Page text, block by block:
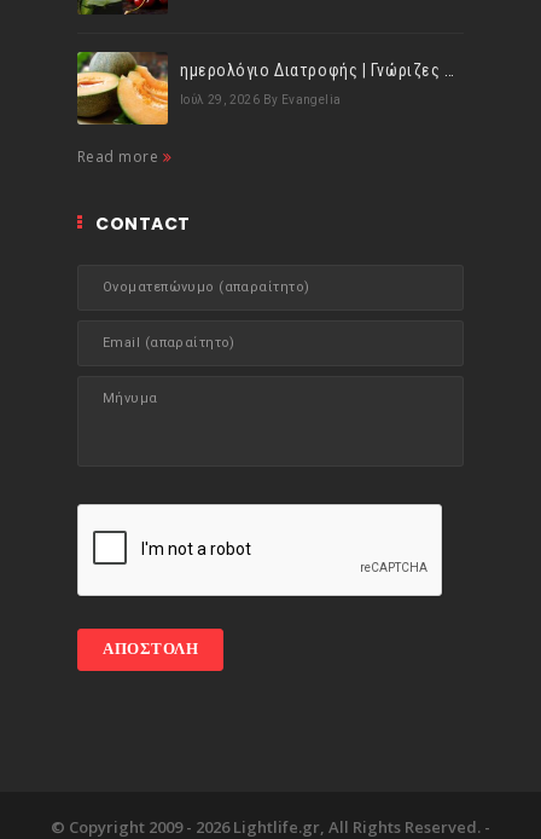
Ιούλ 29, 2026 By Evangelia
Read more
CONTACT
© Copyright 2009 - 2026 Lightlife.gr, All Rights Reserved. -